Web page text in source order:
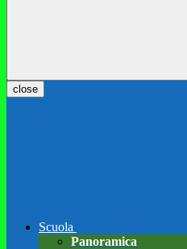
close
Scuola
Panoramica